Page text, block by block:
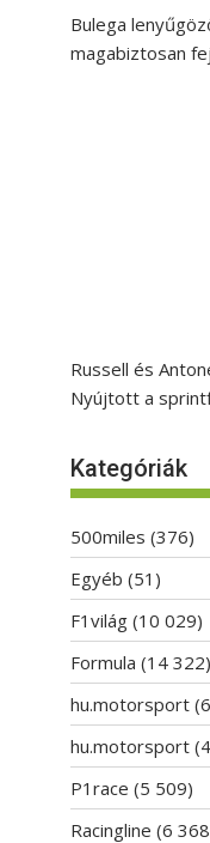
Bulega
magabiztosan
Russell és
Nyújtott a
Kategóriák
500miles (376)
Egyéb (51)
F1világ (10 029)
Formula (14 322)
hu.motorsport
hu.motorsport
P1race (5 509)
Racingline (6